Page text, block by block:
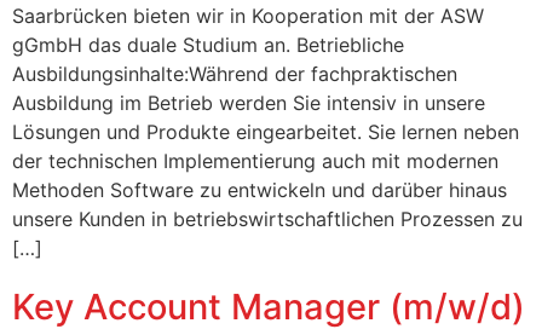
Saarbrücken bieten wir in Kooperation mit der ASW
gGmbH das duale Studium an. Betriebliche
Ausbildungsinhalte:Während der fachpraktischen
Ausbildung im Betrieb werden Sie intensiv in unsere
Lösungen und Produkte eingearbeitet. Sie lernen neben
der technischen Implementierung auch mit modernen
Methoden Software zu entwickeln und darüber hinaus
unsere Kunden in betriebswirtschaftlichen Prozessen zu
[…]
Key Account Manager (m/w/d)